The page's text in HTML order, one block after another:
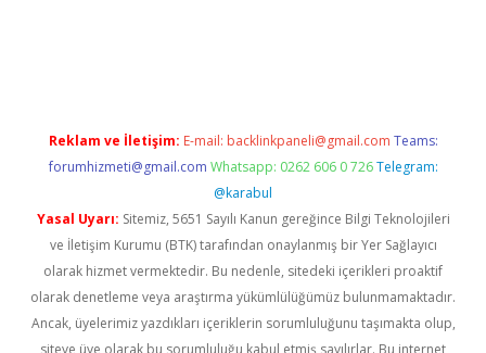
Reklam ve İletişim: E-mail: backlinkpaneli@gmail.com Teams:
forumhizmeti@gmail.com Whatsapp: 0262 606 0 726 Telegram:
@karabul
Yasal Uyarı: Sitemiz, 5651 Sayılı Kanun gereğince Bilgi Teknolojileri
ve İletişim Kurumu (BTK) tarafından onaylanmış bir Yer Sağlayıcı
olarak hizmet vermektedir. Bu nedenle, sitedeki içerikleri proaktif
olarak denetleme veya araştırma yükümlülüğümüz bulunmamaktadır.
Ancak, üyelerimiz yazdıkları içeriklerin sorumluluğunu taşımakta olup,
siteye üye olarak bu sorumluluğu kabul etmiş sayılırlar. Bu internet